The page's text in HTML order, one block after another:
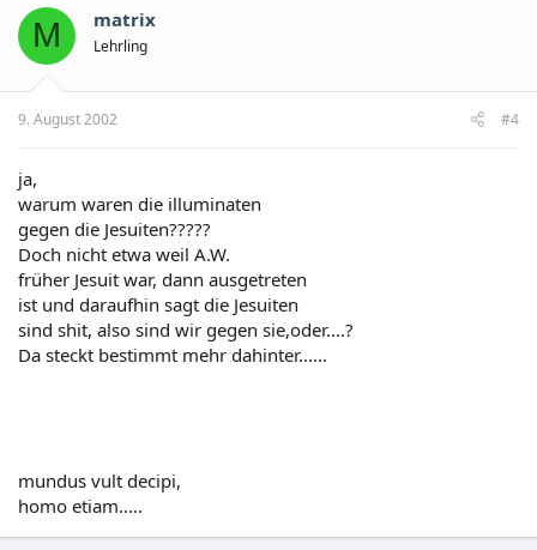
M matrix
Lehrling
9. August 2002 #4
ja,
warum waren die illuminaten
gegen die Jesuiten?????
Doch nicht etwa weil A.W.
früher Jesuit war, dann ausgetreten
ist und daraufhin sagt die Jesuiten
sind shit, also sind wir gegen sie,oder....?
Da steckt bestimmt mehr dahinter......
mundus vult decipi,
homo etiam.....